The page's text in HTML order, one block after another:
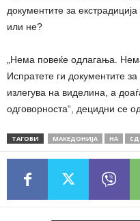
документите за
или не?
„Нема повеќе одлагања.
Испратете ги документите
излегува на виделина, а
одговорноста“, децидни се
ТАГОВИ МАКЕДОНИЈА НА